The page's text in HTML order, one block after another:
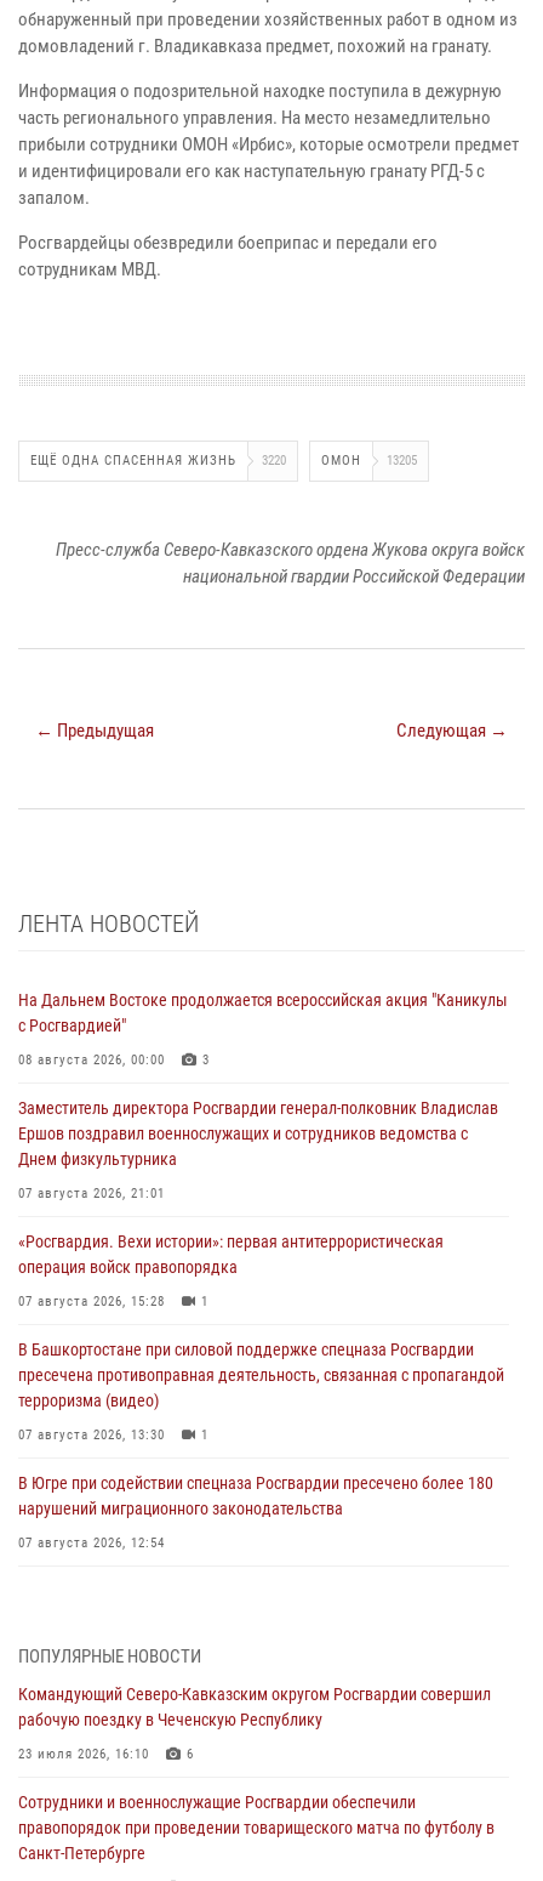
обнаруженный при проведении хозяйственных работ в одном из
домовладений г. Владикавказа предмет, похожий на гранату.
Информация о подозрительной находке поступила в дежурную
часть регионального управления. На место незамедлительно
прибыли сотрудники ОМОН «Ирбис», которые осмотрели предмет
и идентифицировали его как наступательную гранату РГД-5 с
запалом.
Росгвардейцы обезвредили боеприпас и передали его
сотрудникам МВД.
ЕЩЁ ОДНА СПАСЕННАЯ ЖИЗНЬ 3220 ОМОН 13205
Пресс-служба Северо-Кавказского ордена Жукова округа войск
национальной гвардии Российской Федерации
← Предыдущая Следующая →
ЛЕНТА НОВОСТЕЙ
На Дальнем Востоке продолжается всероссийская акция "Каникулы
с Росгвардией"
08 августа 2026, 00:00 3
Заместитель директора Росгвардии генерал-полковник Владислав
Ершов поздравил военнослужащих и сотрудников ведомства с
Днем физкультурника
07 августа 2026, 21:01
«Росгвардия. Вехи истории»: первая антитеррористическая
операция войск правопорядка
07 августа 2026, 15:28 1
В Башкортостане при силовой поддержке спецназа Росгвардии
пресечена противоправная деятельность, связанная с пропагандой
терроризма (видео)
07 августа 2026, 13:30 1
В Югре при содействии спецназа Росгвардии пресечено более 180
нарушений миграционного законодательства
07 августа 2026, 12:54
Росгвардии (видео)
07 августа 2026, 12:20
выпуска «Легенды армии с Александром Маршалом»
07 августа 2026, 12:00
ПОПУЛЯРНЫЕ НОВОСТИ
Командующий Северо-Кавказским округом Росгвардии совершил
рабочую поездку в Чеченскую Республику
23 июля 2026, 16:10 6
Сотрудники и военнослужащие Росгвардии обеспечили
правопорядок при проведении товарищеского матча по футболу в
Санкт-Петербурге